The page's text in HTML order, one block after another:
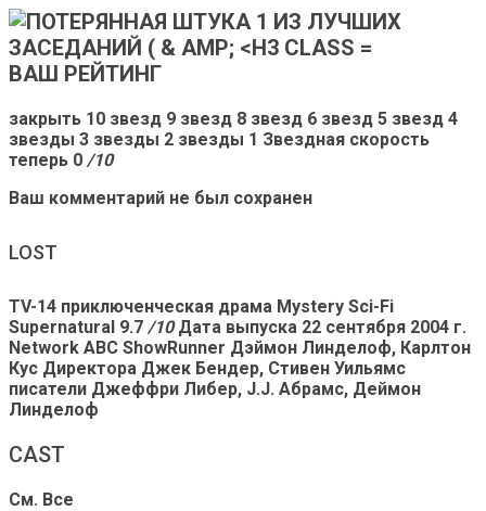
ВАШ РЕЙТИНГ
закрыть 10 звезд 9 звезд 8 звезд 6 звезд 5 звезд 4
звезды 3 звезды 2 звезды 1 Звездная скорость
теперь 0 /10
Ваш комментарий не был сохранен
LOST
TV-14 приключенческая драма Mystery Sci-Fi
Supernatural 9.7 /10Дата выпуска 22 сентября 2004 г.
Network ABC ShowRunner Дэймон Линделоф, Карлтон
Кус Директора Джек Бендер, Стивен Уильямс
писатели Джеффри Либер, J.J. Абрамс, Деймон
Линделоф
CAST
См. Все